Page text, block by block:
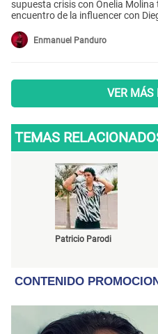
supuesta crisis con Onelia Molina
encuentro de la influencer con
Enmanuel Panduro
VER MÁS
TEMAS
Patricio Parodi